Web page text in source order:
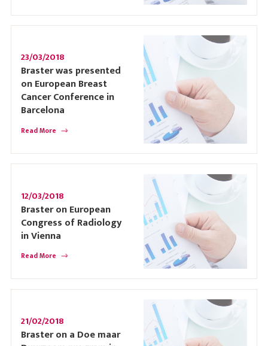
23/03/2018
Braster was presented
on European Breast
Cancer Conference in
Barcelona
Read More
12/03/2018
Braster on European
Congress of Radiology
in Vienna
Read More
21/02/2018
Braster on a Doe maar